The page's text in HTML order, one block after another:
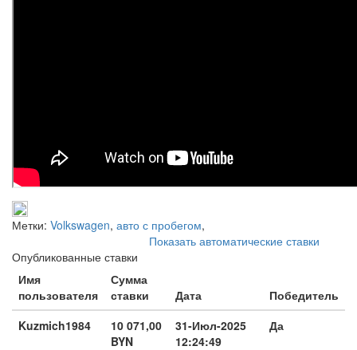
Метки: Volkswagen, авто с пробегом,
Показать автоматические ставки
Опубликованные ставки
Имя
пользователя
Сумма
ставки
Дата
Победитель
Kuzmich1984
10 071,00
BYN
31-Июл-2025
12:24:49
Да